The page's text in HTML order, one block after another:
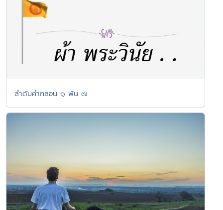
ลำดับคำกลอน ๑ พัน ๗